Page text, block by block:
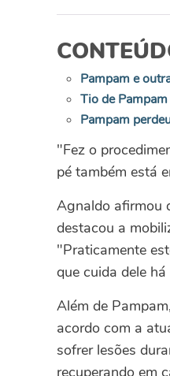
Pampam e
Tio de
Pampam
"Fez o
pé também está
Agnaldo afirmou
destacou a
"Praticamente
que cuida dele
Além de
acordo com a
sofrer lesões
recuperando em